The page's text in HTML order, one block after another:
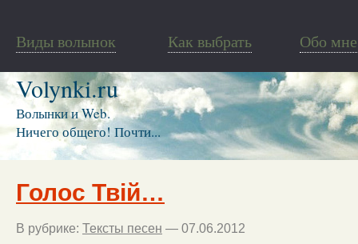
Виды волынок Как выбрать Обо мне
Volynki.ru
Волынки и Web.
Ничего общего! Почти...
Голос Твій…
В рубрике: Тексты песен — 07.06.2012